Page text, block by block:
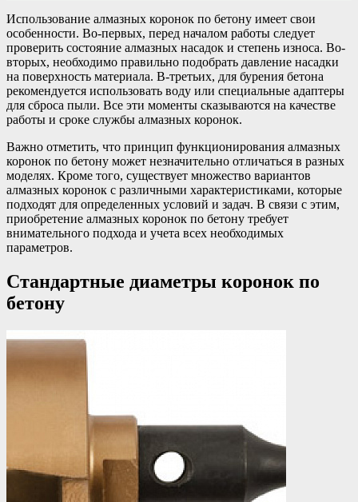
Использование алмазных коронок по бетону имеет свои
особенности. Во-первых, перед началом работы следует
проверить состояние алмазных насадок и степень износа. Во-
вторых, необходимо правильно подобрать давление насадки
на поверхность материала. В-третьих, для бурения бетона
рекомендуется использовать воду или специальные адаптеры
для сброса пыли. Все эти моменты сказываются на качестве
работы и сроке службы алмазных коронок.
Важно отметить, что принцип функционирования алмазных
коронок по бетону может незначительно отличаться в разных
моделях. Кроме того, существует множество вариантов
алмазных коронок с различными характеристиками, которые
подходят для определенных условий и задач. В связи с этим,
приобретение алмазных коронок по бетону требует
внимательного подхода и учета всех необходимых
параметров.
Стандартные диаметры коронок по
бетону